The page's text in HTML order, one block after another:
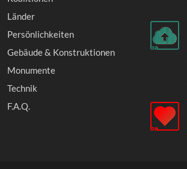
Länder
Persönlichkeiten
Gebäude & Konstruktionen
Monumente
Technik
F.A.Q.